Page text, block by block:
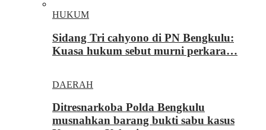
HUKUM
Sidang Tri cahyono di PN Bengkulu:
Kuasa hukum sebut murni perkara…
DAERAH
Ditresnarkoba Polda Bengkulu
musnahkan barang bukti sabu kasus